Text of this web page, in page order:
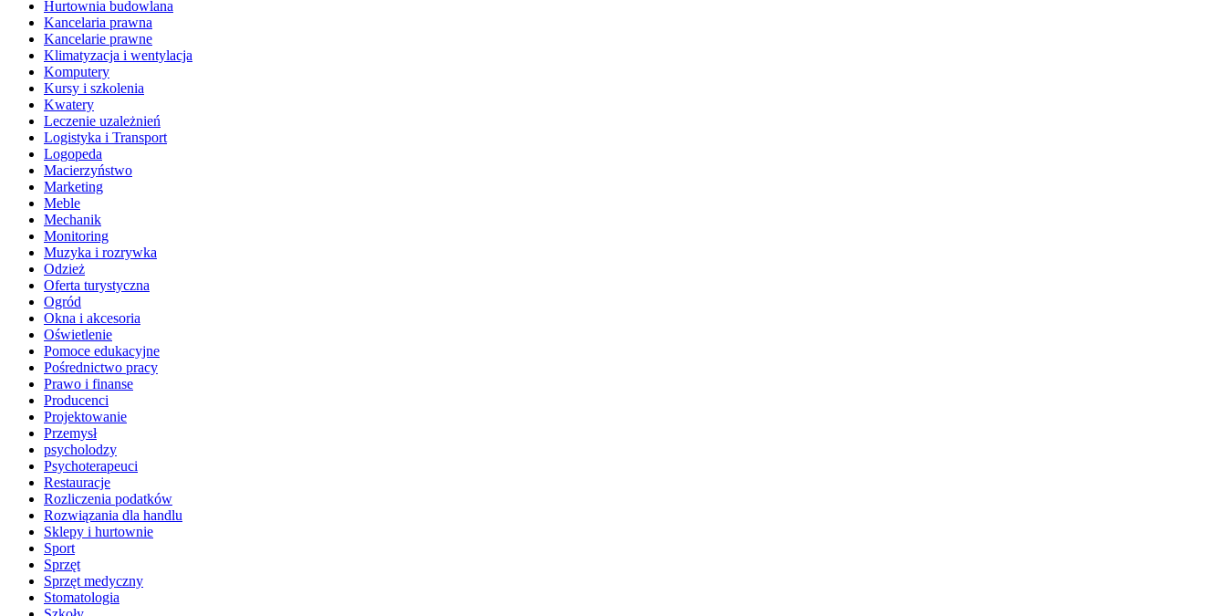
Hurtownia budowlana
Kancelaria prawna
Kancelarie prawne
Klimatyzacja i wentylacja
Komputery
Kursy i szkolenia
Kwatery
Leczenie uzależnień
Logistyka i Transport
Logopeda
Macierzyństwo
Marketing
Meble
Mechanik
Monitoring
Muzyka i rozrywka
Odzież
Oferta turystyczna
Ogród
Okna i akcesoria
Oświetlenie
Pomoce edukacyjne
Pośrednictwo pracy
Prawo i finanse
Producenci
Projektowanie
Przemysł
psycholodzy
Psychoterapeuci
Restauracje
Rozliczenia podatków
Rozwiązania dla handlu
Sklepy i hurtownie
Sport
Sprzęt
Sprzęt medyczny
Stomatologia